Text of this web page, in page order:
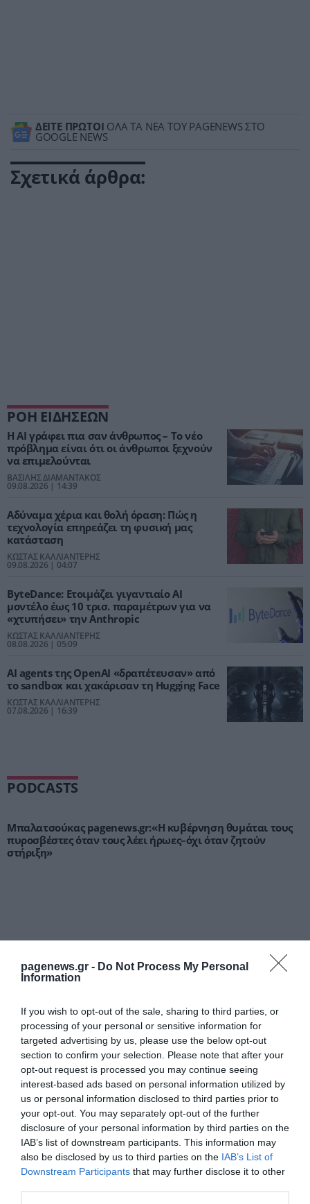
pagenews.gr - Do Not Process My Personal
Information
If you wish to opt-out of the sale, sharing to third parties, or
processing of your personal or sensitive information for
targeted advertising by us, please use the below opt-out
section to confirm your selection. Please note that after your
opt-out request is processed you may continue seeing
interest-based ads based on personal information utilized by
us or personal information disclosed to third parties prior to
your opt-out. You may separately opt-out of the further
disclosure of your personal information by third parties on the
IAB’s list of downstream participants. This information may
also be disclosed by us to third parties on the IAB’s List of
Downstream Participants that may further disclose it to other
ΔΕΙΤΕ ΠΡΩΤΟΙ ΟΛΑ ΤΑ ΝΕΑ ΤΟΥ PAGENEWS ΣΤΟ
GOOGLE NEWS
Σχετικά άρθρα:
ΡΟΗ ΕΙΔΗΣΕΩΝ
Η AI γράφει πια σαν άνθρωπος – Το νέο
πρόβλημα είναι ότι οι άνθρωποι ξεχνούν
να επιμελούνται
ΒΑΣΙΛΗΣ ΔΙΑΜΑΝΤΑΚΟΣ
09.08.2026 | 14:39
Αδύναμα χέρια και θολή όραση: Πώς η
τεχνολογία επηρεάζει τη φυσική μας
κατάσταση
ΚΩΣΤΑΣ ΚΑΛΛΙΑΝΤΕΡΗΣ
09.08.2026 | 04:07
ByteDance: Ετοιμάζει γιγαντιαίο AI
μοντέλο έως 10 τρισ. παραμέτρων για να
«χτυπήσει» την Anthropic
ΚΩΣΤΑΣ ΚΑΛΛΙΑΝΤΕΡΗΣ
08.08.2026 | 05:09
AI agents της OpenAI «δραπέτευσαν» από
το sandbox και χακάρισαν τη Hugging Face
ΚΩΣΤΑΣ ΚΑΛΛΙΑΝΤΕΡΗΣ
07.08.2026 | 16:39
PODCASTS
Μπαλατσούκας pagenews.gr:«Η κυβέρνηση θυμάται τους
πυροσβέστες όταν τους λέει ήρωες–όχι όταν ζητούν
στήριξη»
Γ.Βρεττάκος στο pagenews.gr: «Το ΠΑΣΟΚ μπλοκάρει τη
Συνταγματική Αναθεώρηση και φορτώνει ευθύνες στη
χώρα»
Μυρτώ Κοροβέση στο pagenews.gr: «Η κοινωνία ζητά